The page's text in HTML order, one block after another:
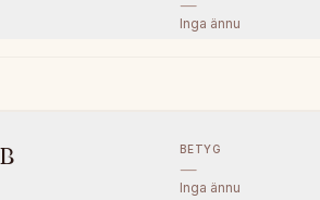
Inga ännu
BETYG
—
Inga ännu